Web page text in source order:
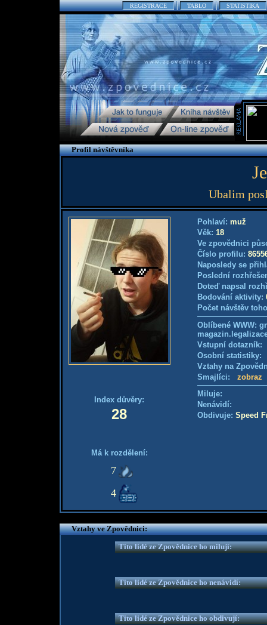
REGISTRACE TABLO STATISTIKA
Profil návštěvníka
Ubalim
Index důvěry:
28
Má k rozdělení:
7
4
Pohlaví: muž
Věk: 18
Ve zpovědnici
Číslo profilu:
Naposledy se
Poslední
Doteď napsal
Bodování aktivity:
Počet návštěv
Oblíbené WWW:
Vstupní
Osobní
Vztahy na
Smajlíci: zobraz
Miluje:
Nenávidí:
Obdivuje: Speed
Vztahy ve Zpovědnici:
Tito lidé ze Zpovědnice ho milují:
Tito lidé ze Zpovědnice ho nenávidí:
Tito lidé ze Zpovědnice ho obdivují: